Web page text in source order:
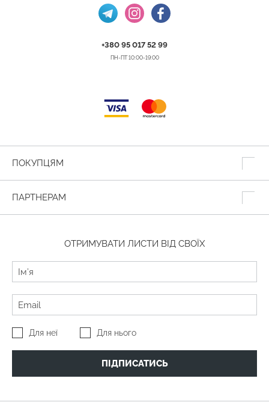
+380 95 017 52 99
ПН-ПТ 10:00-19:00
ПОКУПЦЯМ
ПАРТНЕРАМ
ОТРИМУВАТИ ЛИСТИ ВІД СВОЇХ
Для неї Для нього
ПІДПИСАТИСЬ